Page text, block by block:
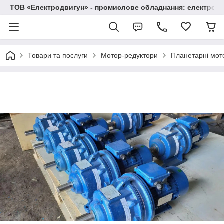
ТОВ «Електродвигун» - промислове обладнання:
Товари та послуги Мотор-редуктори Планетарні